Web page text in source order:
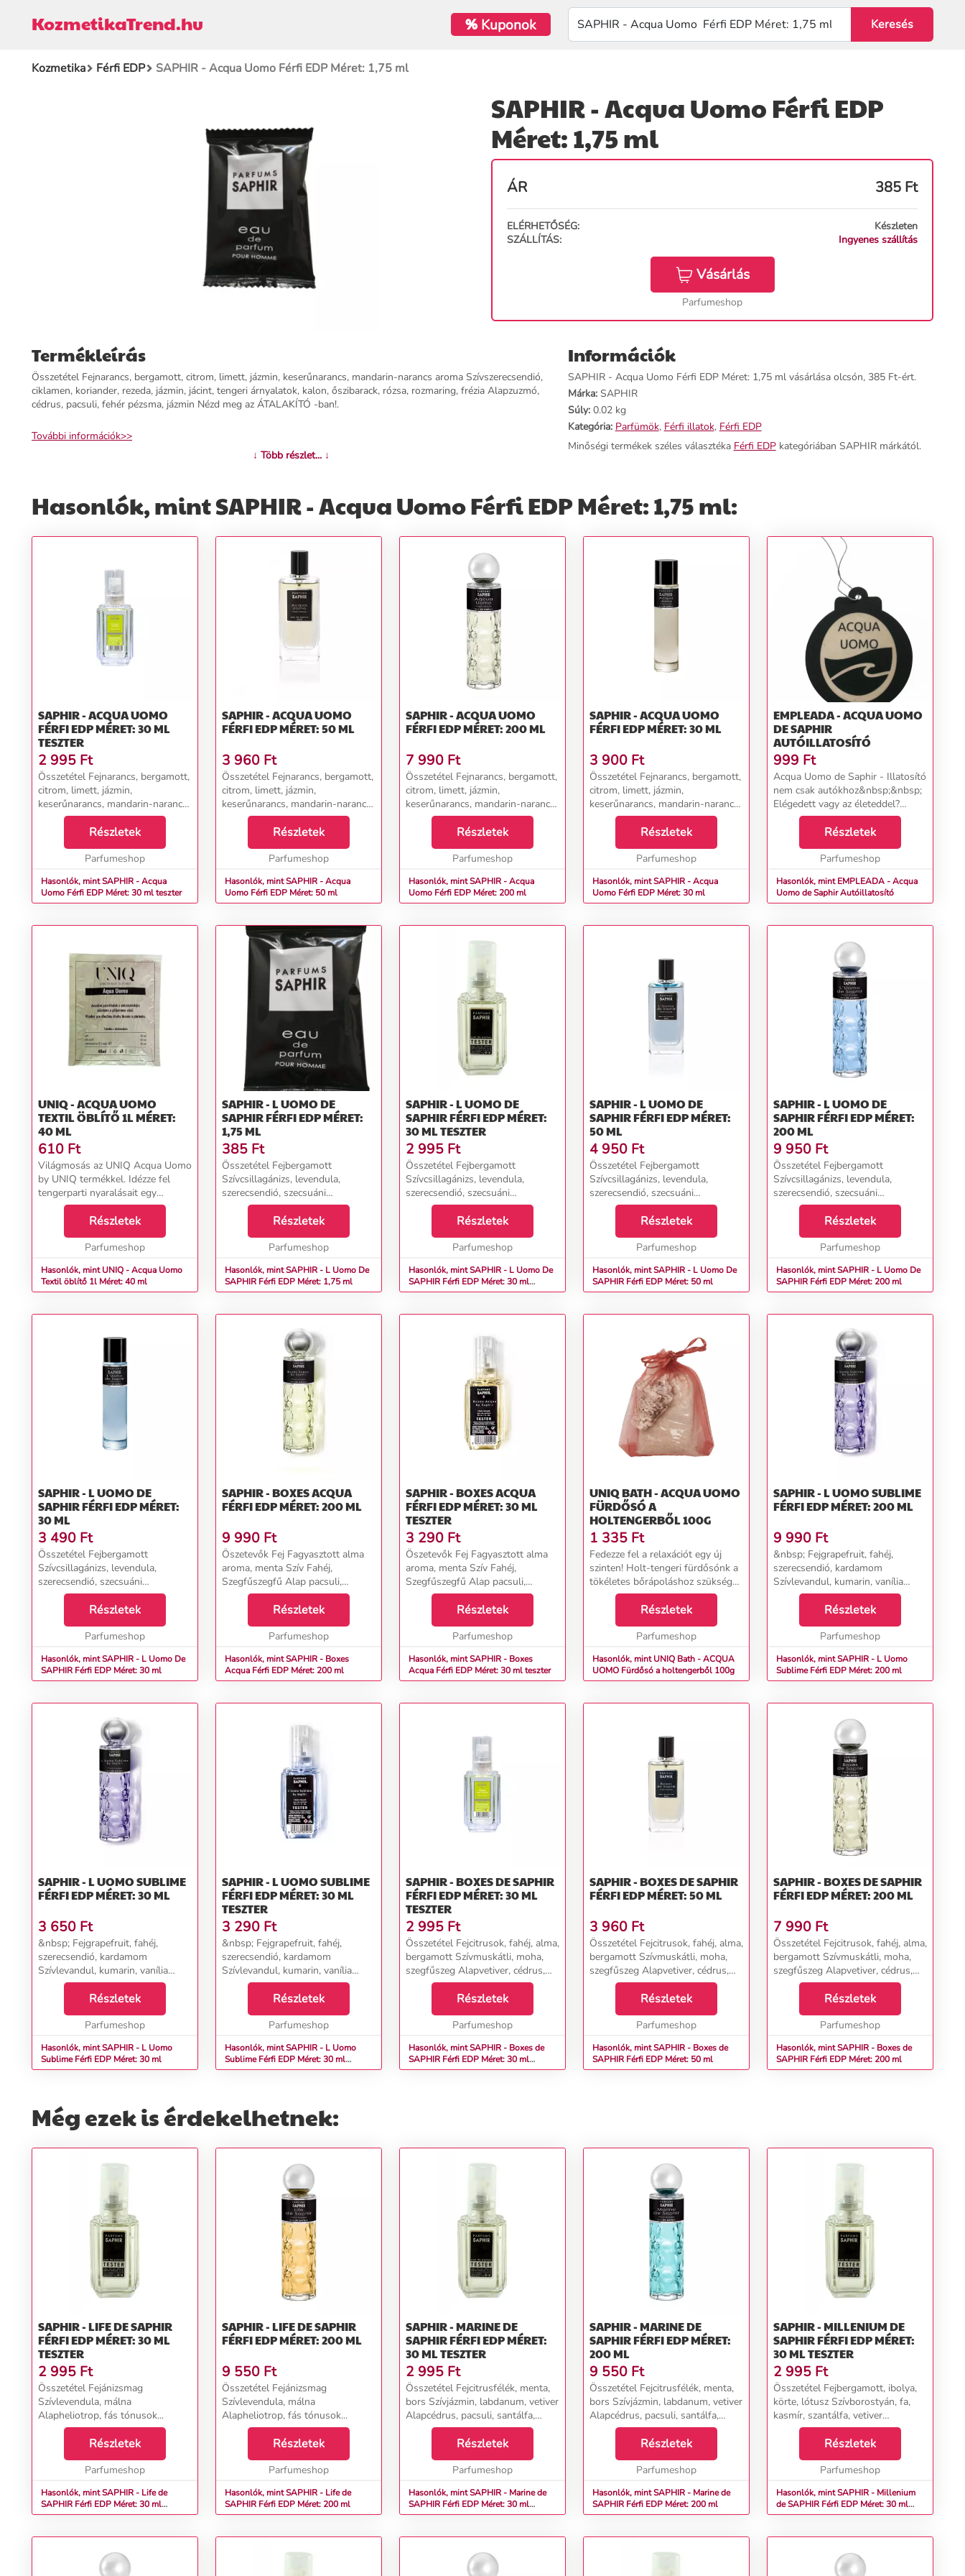
KozmetikaTrend.hu %Kuponok
Kozmetika Férfi EDP SAPHIR - Acqua Uomo Férfi EDP Méret: 1,75 ml
SAPHIR - Acqua Uomo Férfi EDP
Méret: 1,75 ml
ÁR 385 Ft
ELÉRHETŐSÉG:
Készleten
SZÁLLÍTÁS:
Ingyenes szállítás
Vásárlás
Parfumeshop
Termékleírás
Összetétel Fejnarancs, bergamott, citrom, limett, jázmin, keserűnarancs, mandarin-narancs aroma Szívszerecsendió,
ciklamen, koriander, rezeda, jázmin, jácint, tengeri árnyalatok, kalon, őszibarack, rózsa, rozmaring, frézia Alapzuzmó,
cédrus, pacsuli, fehér pézsma, jázmin Nézd meg az ÁTALAKÍTÓ -ban!.
További információk>>
↓ Több részlet... ↓
Információk
SAPHIR - Acqua Uomo Férfi EDP Méret: 1,75 ml vásárlása olcsón, 385 Ft-ért.
Márka:SAPHIR
Súly:0.02 kg
Kategória: Parfümök, Férfi illatok, Férfi EDP
Minőségi termékek széles választéka Férfi EDPkategóriában SAPHIR márkától.
Hasonlók, mint SAPHIR - Acqua Uomo Férfi EDP Méret: 1,75 ml:
SAPHIR - ACQUA UOMO
FÉRFI EDP MÉRET: 30 ML
TESZTER
2 995 Ft
Összetétel Fejnarancs, bergamott,
citrom, limett, jázmin,
keserűnarancs, mandarin-narancs
aroma Szívszerecsendió, ciklamen,
koriander, rezeda, jázmin, jácint,
tengeri árnyalatok, kalon,
őszibarack, ró...
Részletek
Parfumeshop
Hasonlók, mint SAPHIR - Acqua
Uomo Férfi EDP Méret: 30 ml teszter
SAPHIR - ACQUA UOMO
FÉRFI EDP MÉRET: 50 ML
3 960 Ft
Összetétel Fejnarancs, bergamott,
citrom, limett, jázmin,
keserűnarancs, mandarin-narancs
aroma Szívszerecsendió, ciklamen,
koriander, rezeda, jázmin, jácint,
tengeri árnyalatok, kalon,
őszibarack, ró...
Részletek
Parfumeshop
Hasonlók, mint SAPHIR - Acqua
Uomo Férfi EDP Méret: 50 ml
SAPHIR - ACQUA UOMO
FÉRFI EDP MÉRET: 200 ML
7 990 Ft
Összetétel Fejnarancs, bergamott,
citrom, limett, jázmin,
keserűnarancs, mandarin-narancs
aroma Szívszerecsendió, ciklamen,
koriander, rezeda, jázmin, jácint,
tengeri árnyalatok, kalon,
őszibarack, ró...
Részletek
Parfumeshop
Hasonlók, mint SAPHIR - Acqua
Uomo Férfi EDP Méret: 200 ml
SAPHIR - ACQUA UOMO
FÉRFI EDP MÉRET: 30 ML
3 900 Ft
Összetétel Fejnarancs, bergamott,
citrom, limett, jázmin,
keserűnarancs, mandarin-narancs
aroma Szívszerecsendió, ciklamen,
koriander, rezeda, jázmin, jácint,
tengeri árnyalatok, kalon,
őszibarack, ró...
Részletek
Parfumeshop
Hasonlók, mint SAPHIR - Acqua
Uomo Férfi EDP Méret: 30 ml
EMPLEADA - ACQUA UOMO
DE SAPHIR
AUTÓILLATOSÍTÓ
999 Ft
Acqua Uomo de Saphir - Illatosító
nem csak autókhoz&nbsp;&nbsp;
Elégedett vagy az életeddel?
Hagyd, hogy az&nbsp;Acqua de
Saphir illata aktívan beszéljen Ön
helyett. Ez az illat igazi férfivá tesz.
Részletek
Parfumeshop
Hasonlók, mint EMPLEADA - Acqua
Uomo de Saphir Autóillatosító
UNIQ - ACQUA UOMO
TEXTIL ÖBLÍTŐ 1L MÉRET:
40 ML
610 Ft
Világmosás az UNIQ Acqua Uomo
by UNIQ termékkel. Idézze fel
tengerparti nyaralásait egy
energikus illatkombinációval,
amely illatosítja a szennyest.
Mandarin, borostyán és
bergamott a domináns összet...
Részletek
Parfumeshop
Hasonlók, mint UNIQ - Acqua Uomo
Textil öblítő 1l Méret: 40 ml
SAPHIR - L UOMO DE
SAPHIR FÉRFI EDP MÉRET:
1,75 ML
385 Ft
Összetétel Fejbergamott
Szívcsillagánizs, levendula,
szerecsendió, szecsuáni
fűszerkeverék Alapambroxan,
Részletek
Parfumeshop
Hasonlók, mint SAPHIR - L Uomo De
SAPHIR Férfi EDP Méret: 1,75 ml
SAPHIR - L UOMO DE
SAPHIR FÉRFI EDP MÉRET:
30 ML TESZTER
2 995 Ft
Összetétel Fejbergamott
Szívcsillagánizs, levendula,
szerecsendió, szecsuáni
fűszerkeverék Alapambroxan,
Részletek
Parfumeshop
Hasonlók, mint SAPHIR - L Uomo De
SAPHIR Férfi EDP Méret: 30 ml
teszter
SAPHIR - L UOMO DE
SAPHIR FÉRFI EDP MÉRET:
50 ML
4 950 Ft
Összetétel Fejbergamott
Szívcsillagánizs, levendula,
szerecsendió, szecsuáni
fűszerkeverék Alapambroxan,
Részletek
Parfumeshop
Hasonlók, mint SAPHIR - L Uomo De
SAPHIR Férfi EDP Méret: 50 ml
SAPHIR - L UOMO DE
SAPHIR FÉRFI EDP MÉRET:
200 ML
9 950 Ft
Összetétel Fejbergamott
Szívcsillagánizs, levendula,
szerecsendió, szecsuáni
fűszerkeverék Alapambroxan,
Részletek
Parfumeshop
Hasonlók, mint SAPHIR - L Uomo De
SAPHIR Férfi EDP Méret: 200 ml
SAPHIR - L UOMO DE
SAPHIR FÉRFI EDP MÉRET:
30 ML
3 490 Ft
Összetétel Fejbergamott
Szívcsillagánizs, levendula,
szerecsendió, szecsuáni
fűszerkeverék Alapambroxan,
Részletek
Parfumeshop
Hasonlók, mint SAPHIR - L Uomo De
SAPHIR Férfi EDP Méret: 30 ml
SAPHIR - BOXES ACQUA
FÉRFI EDP MÉRET: 200 ML
9 990 Ft
Öszetevők Fej Fagyasztott alma
aroma, menta Szív Fahéj,
Szegfűszegfű Alap pacsuli,
kasmírfa...
Részletek
Parfumeshop
Hasonlók, mint SAPHIR - Boxes
Acqua Férfi EDP Méret: 200 ml
SAPHIR - BOXES ACQUA
FÉRFI EDP MÉRET: 30 ML
TESZTER
3 290 Ft
Öszetevők Fej Fagyasztott alma
aroma, menta Szív Fahéj,
Szegfűszegfű Alap pacsuli,
kasmírfa...
Részletek
Parfumeshop
Hasonlók, mint SAPHIR - Boxes
Acqua Férfi EDP Méret: 30 ml teszter
UNIQ BATH - ACQUA UOMO
FÜRDŐSÓ A
HOLTENGERBŐL 100G
1 335 Ft
Fedezze fel a relaxációt egy új
szinten! Holt-tengeri fürdősónk a
tökéletes bőrápoláshoz szükséges
ásványi anyagokat ötvözi az
ikonikus parfüm által ihletett,
magával ragadó illattal....
Részletek
Parfumeshop
Hasonlók, mint UNIQ Bath - ACQUA
UOMO Fürdősó a holtengerből 100g
SAPHIR - L UOMO SUBLIME
FÉRFI EDP MÉRET: 200 ML
9 990 Ft
&nbsp; Fejgrapefruit, fahéj,
szerecsendió, kardamom
Szívlevandul, kumarin, vanília
AlapAmbergris, édesgyökér, haiti
vetiver, pacsuli...Részletek
Parfumeshop
Hasonlók, mint SAPHIR - L Uomo
Sublime Férfi EDP Méret: 200 ml
SAPHIR - L UOMO SUBLIME
FÉRFI EDP MÉRET: 30 ML
3 650 Ft
&nbsp; Fejgrapefruit, fahéj,
szerecsendió, kardamom
Szívlevandul, kumarin, vanília
AlapAmbergris, édesgyökér, haiti
vetiver, pacsuli...Részletek
Parfumeshop
Hasonlók, mint SAPHIR - L Uomo
Sublime Férfi EDP Méret: 30 ml
SAPHIR - L UOMO SUBLIME
FÉRFI EDP MÉRET: 30 ML
TESZTER
3 290 Ft
&nbsp; Fejgrapefruit, fahéj,
szerecsendió, kardamom
Szívlevandul, kumarin, vanília
AlapAmbergris, édesgyökér, haiti
vetiver, pacsuli...Részletek
Parfumeshop
Hasonlók, mint SAPHIR - L Uomo
Sublime Férfi EDP Méret: 30 ml
teszter
SAPHIR - BOXES DE SAPHIR
FÉRFI EDP MÉRET: 30 ML
TESZTER
2 995 Ft
Összetétel Fejcitrusok, fahéj, alma,
bergamott Szívmuskátli, moha,
szegfűszeg Alapvetiver, cédrus,
szantálfa, fás tónusok &nbsp; ...
Részletek
Parfumeshop
Hasonlók, mint SAPHIR - Boxes de
SAPHIR Férfi EDP Méret: 30 ml
teszter
SAPHIR - BOXES DE SAPHIR
FÉRFI EDP MÉRET: 50 ML
3 960 Ft
Összetétel Fejcitrusok, fahéj, alma,
bergamott Szívmuskátli, moha,
szegfűszeg Alapvetiver, cédrus,
szantálfa, fás tónusok &nbsp; ...
Részletek
Parfumeshop
Hasonlók, mint SAPHIR - Boxes de
SAPHIR Férfi EDP Méret: 50 ml
SAPHIR - BOXES DE SAPHIR
FÉRFI EDP MÉRET: 200 ML
7 990 Ft
Összetétel Fejcitrusok, fahéj, alma,
bergamott Szívmuskátli, moha,
szegfűszeg Alapvetiver, cédrus,
szantálfa, fás tónusok ...
Részletek
Parfumeshop
Hasonlók, mint SAPHIR - Boxes de
SAPHIR Férfi EDP Méret: 200 ml
Még ezek is érdekelhetnek:
SAPHIR - LIFE DE SAPHIR
FÉRFI EDP MÉRET: 30 ML
TESZTER
2 995 Ft
Összetétel Fejánizsmag
Szívlevendula, málna
Alapheliotrop, fás tónusok...
Részletek
Parfumeshop
Hasonlók, mint SAPHIR - Life de
SAPHIR Férfi EDP Méret: 30 ml
teszter
SAPHIR - LIFE DE SAPHIR
FÉRFI EDP MÉRET: 200 ML
9 550 Ft
Összetétel Fejánizsmag
Szívlevendula, málna
Alapheliotrop, fás tónusok...
Részletek
Parfumeshop
Hasonlók, mint SAPHIR - Life de
SAPHIR Férfi EDP Méret: 200 ml
SAPHIR - MARINE DE
SAPHIR FÉRFI EDP MÉRET:
30 ML TESZTER
2 995 Ft
Összetétel Fejcitrusfélék, menta,
bors Szívjázmin, labdanum, vetiver
Alapcédrus, pacsuli, santálfa,
gyömbér...
Részletek
Parfumeshop
Hasonlók, mint SAPHIR - Marine de
SAPHIR Férfi EDP Méret: 30 ml
teszter
SAPHIR - MARINE DE
SAPHIR FÉRFI EDP MÉRET:
200 ML
9 550 Ft
Összetétel Fejcitrusfélék, menta,
bors Szívjázmin, labdanum, vetiver
Alapcédrus, pacsuli, santálfa,
gyömbér...
Részletek
Parfumeshop
Hasonlók, mint SAPHIR - Marine de
SAPHIR Férfi EDP Méret: 200 ml
SAPHIR - MILLENIUM DE
SAPHIR FÉRFI EDP MÉRET:
30 ML TESZTER
2 995 Ft
Összetétel Fejbergamott, ibolya,
körte, lótusz Szívborostyán, fa,
kasmír, szantálfa, vetiver
Alapbenzoin, tömjén, méz,
pézsma, tonka bab...
Részletek
Parfumeshop
Hasonlók, mint SAPHIR - Millenium
de SAPHIR Férfi EDP Méret: 30 ml
teszter